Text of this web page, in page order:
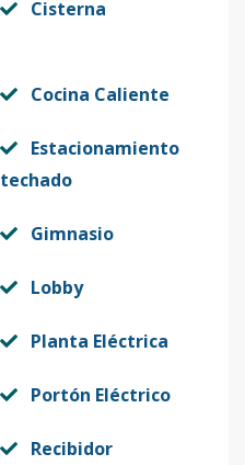
Cisterna
Cocina Caliente
Estacionamiento
techado
Gimnasio
Lobby
Planta Eléctrica
Portón Eléctrico
Recibidor